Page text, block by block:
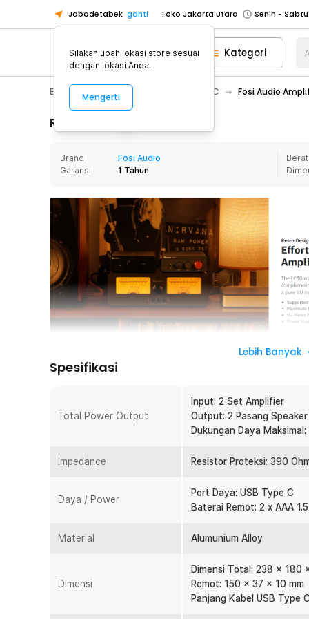
Jabodetabek ganti Toko Jakarta Utara
Toko Tangerang
Toko Cikupa
Pick n Go Jakarta Barat
Senin -
Pick n Go Bekasi
Senin - Jumat
Senin - Jumat
Senin -
Senin -
Toko Tangerang
Toko Cikupa
Pick n Go Jakarta Barat
Senin -
Pick n Go Bekasi
Senin - Jumat
Pick n Go Depok
Senin - Jumat
Kategori
Electronic Audio Amplifier & DAC Fosi Audio
Rincian Produk
Brand
Fosi Audio
Garansi
1 Tahun
Kurang puas dengan keluaran audio speaker Anda?
yang ikonik. Dibalik teknologi analog, amplifier ini
bermusik yang memuaskan. Dukungan 2 in dan 2 out
bawaan akan memastikan reproduksi suara yang detail
Fitur
Dengan desain klasik yang dibalut teknologi modern,
dapat menunjang desain interior ruangan Anda.
2 Input dan Output Fleksibel
Anda bisa menghubungkan perangkat ini ke berbagai
hingga tube amplifier. Dengan 2 input dan 2 output,
Lebih Banyak
Spesifikasi
Total Power Output
Input: 2 Set Amplifier
Output: 2 Pasang Speaker
Dukungan Daya
Impedance Resistor Proteksi: 390
Daya / Power
Port Daya: USB Type C
Baterai Remot: 2 x AAA
Material Alumunium Alloy
Dimensi
Dimensi Total: 238 x 180
Remot: 150 x 37 x 10 mm
Panjang Kabel USB Type
Silakan ubah lokasi store sesuai
dengan lokasi Anda.
Mengerti